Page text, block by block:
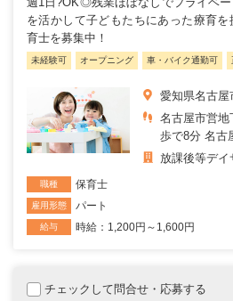
を活かして子どもたちにあった療育
育士を募集中！
未経験可 オープニング 車・バイク通勤可
愛知県名古屋
名古屋市営地
歩で8分 名古
放課後等デイ
職種 保育士
雇用形態 パート
給与 時給：1,200円～1,600円
チェックして問合せ・応募する